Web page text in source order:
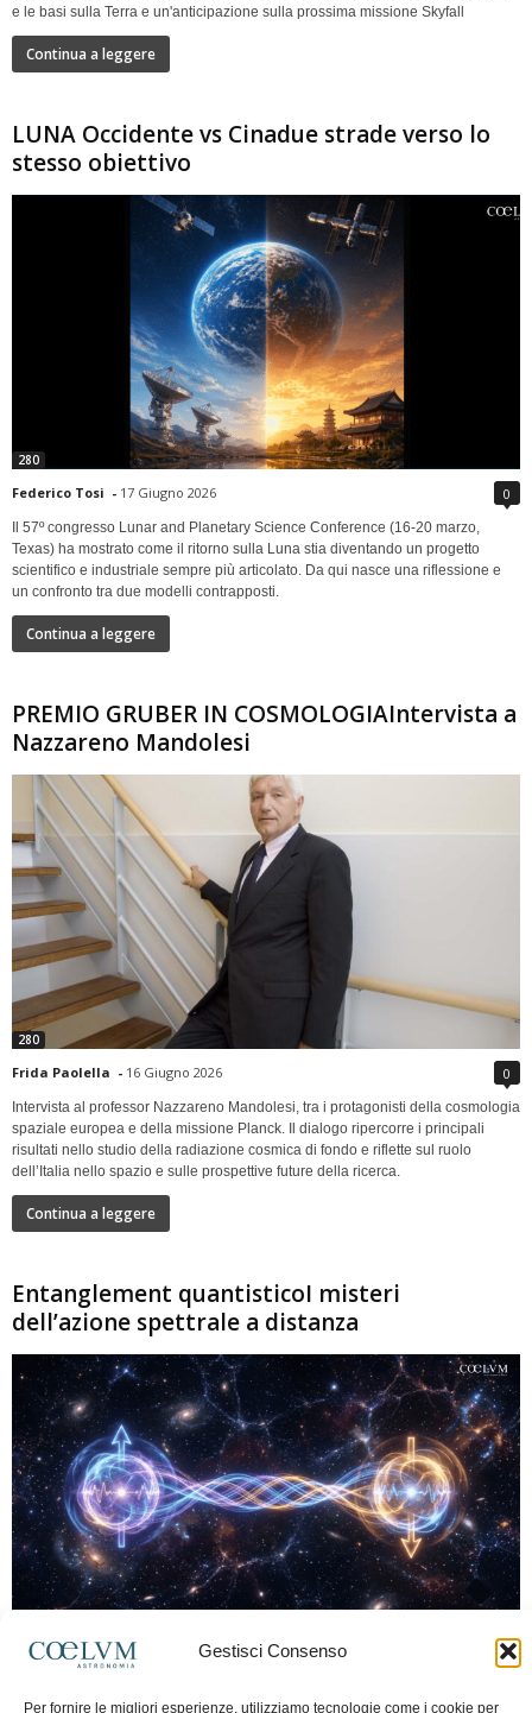
Gestisci Consenso
Per fornire le migliori esperienze, utilizziamo tecnologie come i cookie per
e le basi sulla Terra e un'anticipazione sulla prossima missione Skyfall
Continua a leggere
LUNA Occidente vs Cinadue strade verso lo
stesso obiettivo
280
Federico Tosi - 17 Giugno 2026 0
Il 57º congresso Lunar and Planetary Science Conference (16-20 marzo,
Texas) ha mostrato come il ritorno sulla Luna stia diventando un progetto
scientifico e industriale sempre più articolato. Da qui nasce una riflessione e
un confronto tra due modelli contrapposti.
Continua a leggere
PREMIO GRUBER IN COSMOLOGIAIntervista a
Nazzareno Mandolesi
280
Frida Paolella - 16 Giugno 2026 0
Intervista al professor Nazzareno Mandolesi, tra i protagonisti della cosmologia
spaziale europea e della missione Planck. Il dialogo ripercorre i principali
risultati nello studio della radiazione cosmica di fondo e riflette sul ruolo
dell’Italia nello spazio e sulle prospettive future della ricerca.
Continua a leggere
Entanglement quantisticoI misteri
dell’azione spettrale a distanza
Marco Lorrai - 15 Giugno 2026 0
moderna: due particelle possono mostrare correlazioni che sembrano ignorare